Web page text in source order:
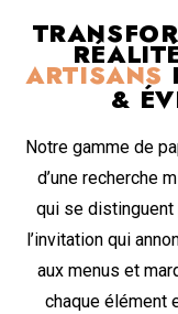
ARTISANS
&
Notre gamme de
d’une recherche
qui se distinguent
l’invitation qui
aux menus et
chaque élément